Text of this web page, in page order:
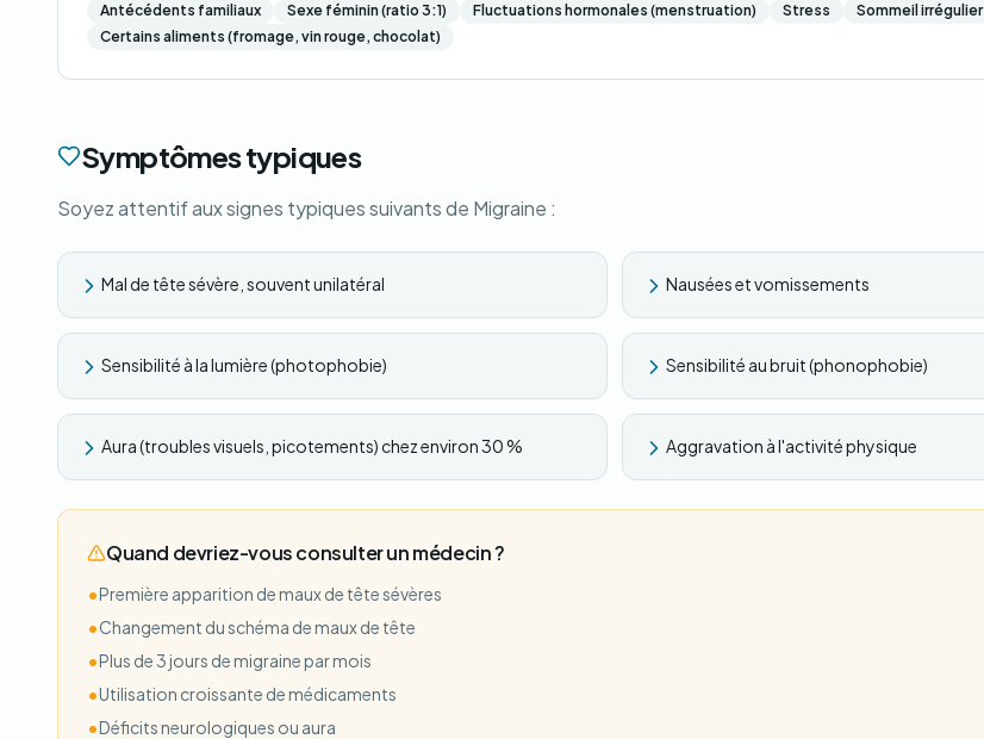
Antécédents familiaux Sexe féminin (ratio 3:1) Fluctuations hormonales (menstruation) Stress
Sommeil irrégulier
Certains aliments (fromage, vin rouge, chocolat)
Symptômes typiques
Soyez attentif aux signes typiques suivants de Migraine :
Mal de tête sévère, souvent unilatéral Nausées et vomissements
Sensibilité à la lumière (photophobie) Sensibilité au bruit (phonophobie)
Aura (troubles visuels, picotements) chez environ 30 % Aggravation à l'activité physique
Quand devriez-vous consulter un médecin ?
•Première apparition de maux de tête sévères
•Changement du schéma de maux de tête
•Plus de 3 jours de migraine par mois
•Utilisation croissante de médicaments
•Déficits neurologiques ou aura